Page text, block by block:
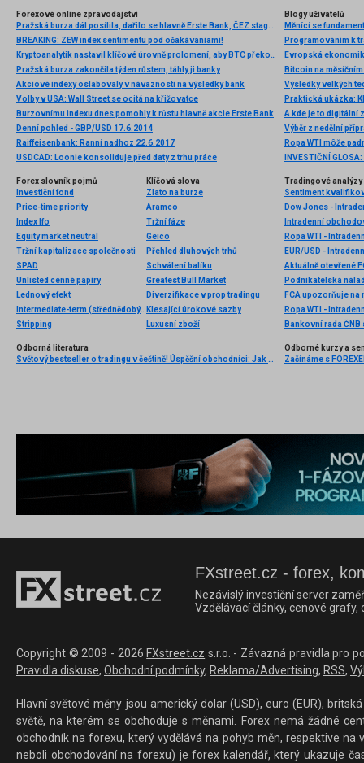
Forexové online zpravodajství
Pražská burza dál posílila, dařilo se hlavně Erste Bank, ČEZ stagnoval
BREAKING: ZEW index sentimentu pod očakávaniami!
Kryptoanalytik nastavil klíčové úrovně prolomení, aby BTC překonal 24 000 dolarů
Pražská burza zakončila týden růstem, táhly ji banky
Akciové indexy oslabovaly v návaznosti na výsledky bank
Volby v USA: Wall Street se ocitá na křižovatce
Burzovnímu indexu dnes pomohly k růstu hlavně akcie Erste Bank
Denní pohled - GBP/USD 17.6.2014
Raiffeisenbank: Ranní nadhoz 22.6.2017
USDCAD: Loonie konsoliduje před daty z trhu práce
Blogy uživatelů
Měnící se
Programováním k
Bitcoin na
Praktická ukázka:
A kde je to digitální
Výběr z nedělní
Ropa WTI môže
Forex slovník pojmů
Investiční fond
Price-time priority
Index Ifo
Equity market neutral
Tržní kapitalizace společnosti
SPAD
Unlisted cenné papíry
Lednový efekt
Intermediate-term (střednědobý horizont)
Stripping
Klíčová slova
Zlato na burze
Aramco
Tržní fáze
Geico
Přehled dluhových trhů
Schválení balíku
Greatest Bull Market
Diverzifikace v prop tradingu
Klesající úrokové sazby
Luxusní zboží
Tradingové analýzy
Sentiment
Dow Jones -
Intradenní
Ropa WTI -
EUR/USD -
Aktuálně otevřené
Podnikatelská
FCA upozorňuje
Ropa WTI -
Odborná literatura
Světový bestseller o tradingu v češtině! Úspěšní obchodníci: Jak běžní lidé porážejí Wall Street v jeho vlastní hře
Odborné kurzy a
Začínáme s
FXstreet.cz - forex,
Nezávislý investiční server
Vzdělávací články, cenové
Copyright © 2009 - 2026 FXstreet.cz s.r.o. - Závazná pravidla pro
Pravidla diskuse, Obchodní podmínky, Reklama/Advertising, RSS,
Hlavní světové měny jsou americký dolar (USD), euro (EUR),
světě, na kterém se obchoduje s měnami. Forex nemá žádné
obchodník na forexu, který vydělává na pohyb měn, respektive
neboli obchodování na forexu) je forex kalendář, který ukazuje